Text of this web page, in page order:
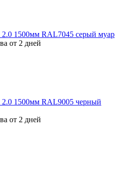
1500мм RAL7045 серый муар
от 2 дней
2.0 1500мм RAL9005 черный
от 2 дней